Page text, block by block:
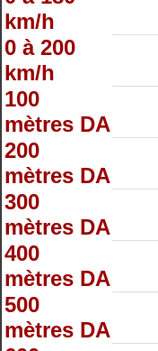
km/h
0 à 200
km/h
100
mètres DA
200
mètres DA
300
mètres DA
400
mètres DA
500
mètres DA